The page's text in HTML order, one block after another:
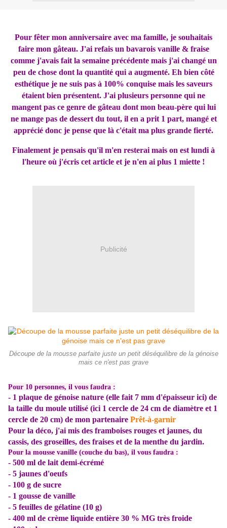
Pour fêter mon anniversaire avec ma famille, je souhaitais
faire mon gâteau. J'ai refais un bavarois vanille & fraise
comme j'avais fait la semaine précédente mais j'ai changé un
peu de chose dont la quantité qui a augmenté. Eh bien côté
esthétique je ne suis pas à 100% conquise mais les saveurs
étaient bien présentent. J'ai plusieurs personne qui ne
mangent pas ce genre de gâteau dont mon beau-père qui lui
ne mange pas de dessert du tout, il en a prit 1 part, mangé et
apprécié donc je pense que là c'était ma plus grande fierté.
Finalement je pensais qu'il m'en resterai mais on est lundi à
l'heure où j'écris cet article et je n'en ai plus 1 miette !
Publicité
Découpe de la mousse parfaite juste un petit déséquilibre de la génoise
mais ce n'est pas grave
Pour 10 personnes, il vous faudra :
- 1 plaque de génoise nature (elle fait 7 mm d'épaisseur ici) de
la taille du moule utilisé (ici 1 cercle de 24 cm de diamètre et 1
cercle de 20 cm) de mon partenaire Prêt-à-garnir
Pour la déco, j'ai mis des framboises rouges et jaunes, du
cassis, des groseilles, des fraises et de la menthe du jardin.
Pour la mousse vanille (couche du bas), il vous faudra :
- 500 ml de lait demi-écrémé
- 5 jaunes d'oeufs
- 100 g de sucre
- 1 gousse de vanille
- 5 feuilles de gélatine (10 g)
- 400 ml de crème liquide entière 30 % MG très froide